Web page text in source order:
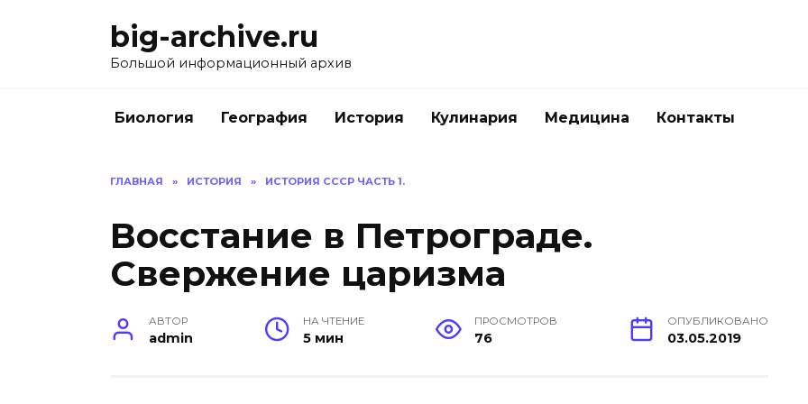
big-archive.ru
Большой информационный архив
Биология География История Кулинария Медицина Контакты
ГЛАВНАЯ » ИСТОРИЯ » ИСТОРИЯ СССР ЧАСТЬ 1.
Восстание в Петрограде.
Свержение царизма
АВТОР
admin
НА ЧТЕНИЕ
5 мин
ПРОСМОТРОВ
76
ОПУБЛИКОВАНО
03.05.2019